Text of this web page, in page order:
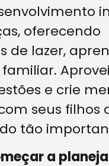
oferecendo
de lazer,
e crie
seus filhos
tão
a